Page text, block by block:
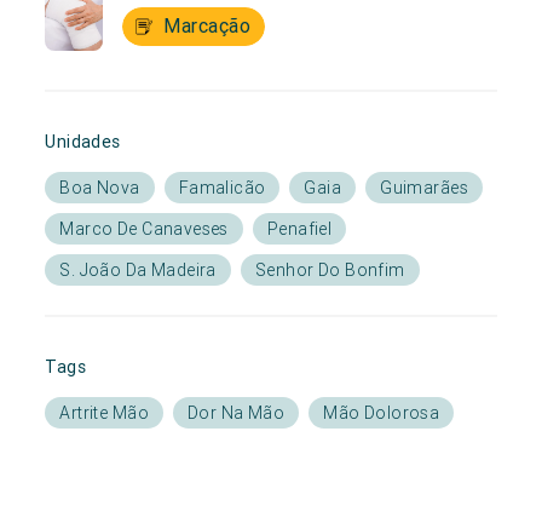
Marcação
Unidades
Boa Nova Famalicão Gaia
Guimarães
Marco De Canaveses
Penafiel
S. João Da Madeira
Senhor Do Bonfim
Tags
Artrite Mão Dor Na Mão Mão Dolorosa